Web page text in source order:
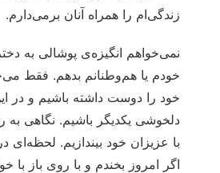
زندگی‌ام را همراه آنان برمی‌دارم.
نمی‌خواهم انگیزه‌ی پوشالی به
خودم یا هم‌وطنانم بدهم. فقط
خود را دوست داشته باشیم و در
دلخوشی یکدیگر باشیم. نگاهی به
با عزیزان‌ خود بیندازیم. لحظه‌ای
اگر امروز بخندم و با روی باز با